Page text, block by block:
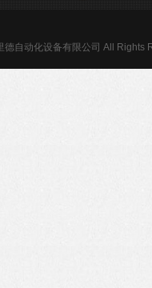
德自动化设备有限公司 All Rights